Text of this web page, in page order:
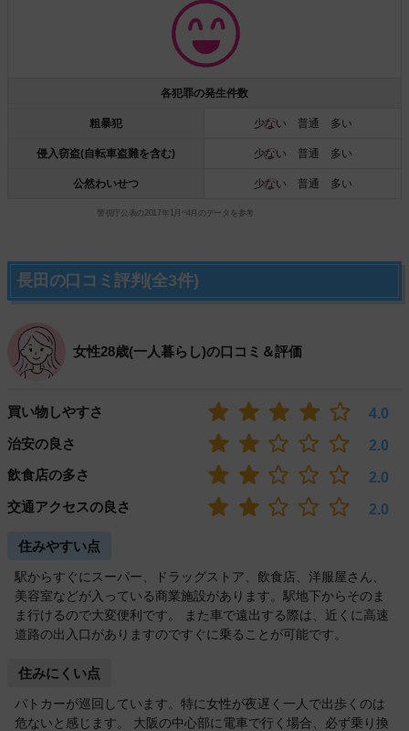
各犯罪の発生件数
粗暴犯 少ない 普通 多い
侵入窃盗(自転車盗難を含む) 少ない 普通 多い
公然わいせつ 少ない 普通 多い
警視庁公表の2017年1月~4月のデータを参考
長田の口コミ評判(全3件)
女性28歳(一人暮らし)の口コミ＆評価
買い物しやすさ
4.0
治安の良さ
2.0
飲食店の多さ
2.0
交通アクセスの良さ
2.0
住みやすい点
駅からすぐにスーパー、ドラッグストア、飲食店、洋服屋さん、
美容室などが入っている商業施設があります。駅地下からそのま
ま行けるので大変便利です。 また車で遠出する際は、近くに高速
道路の出入口がありますのですぐに乗ることが可能です。
住みにくい点
パトカーが巡回しています。特に女性が夜遅く一人で出歩くのは
危ないと感じます。 大阪の中心部に電車で行く場合、必ず乗り換